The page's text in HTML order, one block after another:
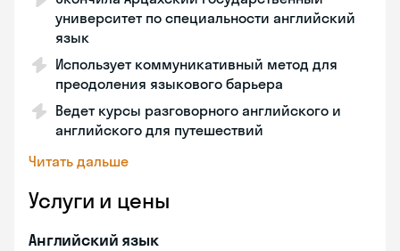
университет по специальности английский
язык
Использует коммуникативный метод для
преодоления языкового барьера
Ведет курсы разговорного английского и
английского для путешествий
Читать дальше
Услуги и цены
Английский язык